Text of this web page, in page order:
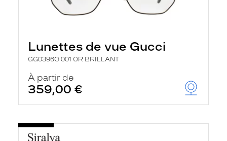
Lunettes de vue Gucci
GG0396O 001 OR BRILLANT
À partir de
359,00 €